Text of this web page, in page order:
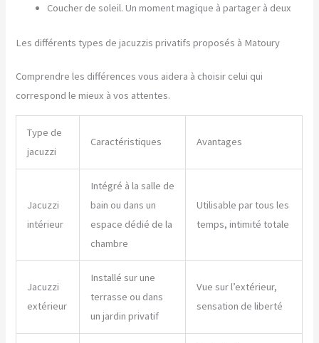
Coucher de soleil. Un moment magique à partager à deux
Les différents types de jacuzzis privatifs proposés à Matoury
Comprendre les différences vous aidera à choisir celui qui
correspond le mieux à vos attentes.
Type de
jacuzzi
Caractéristiques Avantages
Jacuzzi
intérieur
Intégré à la salle de
bain ou dans un
espace dédié de la
chambre
Utilisable par tous les
temps, intimité totale
Jacuzzi
extérieur
Installé sur une
terrasse ou dans
un jardin privatif
Vue sur l’extérieur,
sensation de liberté